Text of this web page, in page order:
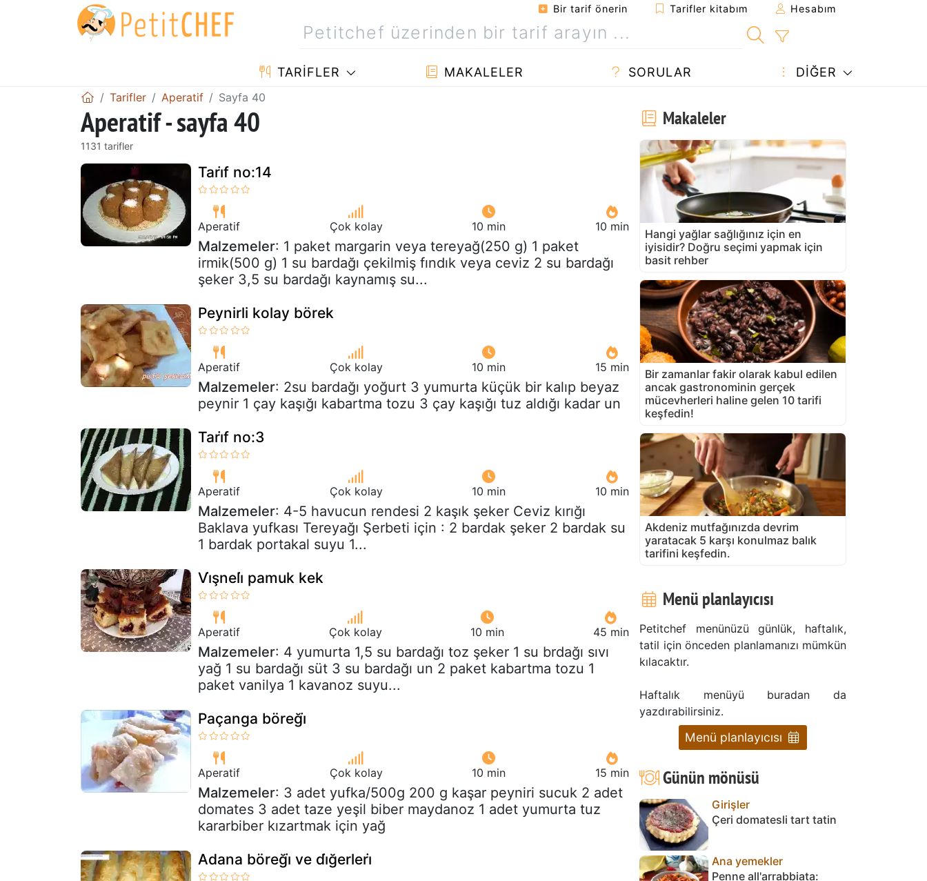
Bir tarif önerin Tarifler kitabım Hesabım
TARIFLER MAKALELER SORULAR DIĞER
Tarifler Aperatif Sayfa 40
Aperatif - sayfa 40
1131 tarifler
Tari̇f no:14
Aperatif Çok kolay 10 min 10 min
Malzemeler: 1 paket margarin veya tereyağ(250 g) 1 paket
irmik(500 g) 1 su bardağı çekilmiş fındık veya ceviz 2 su bardağı
şeker 3,5 su bardağı kaynamış su...
Peynirli kolay börek
Aperatif Çok kolay 10 min 15 min
Malzemeler: 2su bardağı yoğurt 3 yumurta küçük bir kalıp beyaz
peynir 1 çay kaşığı kabartma tozu 3 çay kaşığı tuz aldığı kadar un
Tari̇f no:3
Aperatif Çok kolay 10 min 10 min
Malzemeler: 4-5 havucun rendesi 2 kaşık şeker Ceviz kırığı
Baklava yufkası Tereyağı Şerbeti için : 2 bardak şeker 2 bardak su
1 bardak portakal suyu 1...
Vi̇şneli̇ pamuk kek
Aperatif Çok kolay 10 min 45 min
Malzemeler: 4 yumurta 1,5 su bardağı toz şeker 1 su brdağı sıvı
yağ 1 su bardağı süt 3 su bardağı un 2 paket kabartma tozu 1
paket vanilya 1 kavanoz suyu...
Paçanga böreği̇
Aperatif Çok kolay 10 min 15 min
Malzemeler: 3 adet yufka/500g 200 g kaşar peyniri sucuk 2 adet
domates 3 adet taze yeşil biber maydanoz 1 adet yumurta tuz
kararbiber kızartmak için yağ
Adana böreği̇ ve di̇ğerleri̇
Makaleler
Hangi yağlar sağlığınız için en
iyisidir? Doğru seçimi yapmak için
basit rehber
Bir zamanlar fakir olarak kabul edilen
ancak gastronominin gerçek
mücevherleri haline gelen 10 tarifi
keşfedin!
Akdeniz mutfağınızda devrim
yaratacak 5 karşı konulmaz balık
tarifini keşfedin.
Menü planlayıcısı
Petitchef menünüzü günlük, haftalık,
tatil için önceden planlamanızı mümkün
kılacaktır.
Haftalık menüyü buradan da
yazdırabilirsiniz.
Menü planlayıcısı
Günün mönüsü
Girişler
Çeri domatesli tart tatin
Ana yemekler
Penne all'arrabbiata: